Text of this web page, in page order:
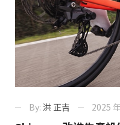
By: 洪 正吉 2025